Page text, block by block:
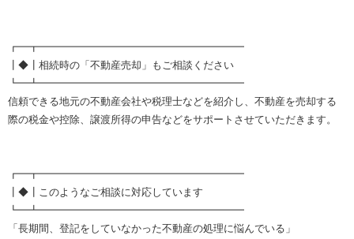
┏━┳━━━━━━━━━━━━━━━━━━━━
┃◆┃相続時の「不動産売却」もご相談ください
┗━┻━━━━━━━━━━━━━━━━━━━━
信頼できる地元の不動産会社や税理士などを紹介し、不動産を売却する
際の税金や控除、譲渡所得の申告などをサポートさせていただきます。
┏━┳━━━━━━━━━━━━━━━━━━━━
┃◆┃このようなご相談に対応しています
┗━┻━━━━━━━━━━━━━━━━━━━━
「長期間、登記をしていなかった不動産の処理に悩んでいる」